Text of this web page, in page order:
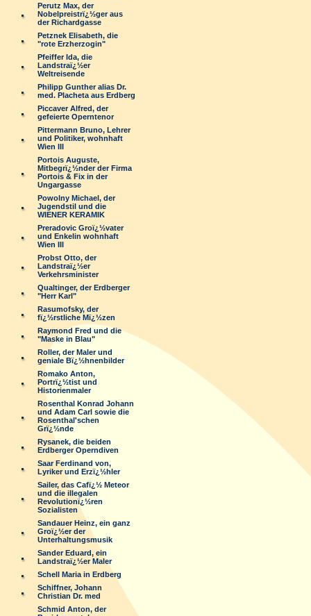
Perutz Max, der
Nobelpreistrï¿½ger aus
der Richardgasse
Petznek Elisabeth, die
"rote Erzherzogin"
Pfeiffer Ida, die
Landstraï¿½er
Weltreisende
Philipp Gunther alias Dr.
med. Placheta aus Erdberg
Piccaver Alfred, der
gefeierte Operntenor
Pittermann Bruno, Lehrer
und Politiker, wohnhaft
Wien III
Portois Auguste,
Mitbegrï¿½nder der Firma
Portois & Fix in der
Ungargasse
Powolny Michael, der
Jugendstil und die
WIENER KERAMIK
Preradovic Groï¿½vater
und Enkelin wohnhaft
Wien III
Probst Otto, der
Landstraï¿½er
Verkehrsminister
Qualtinger, der Erdberger
"Herr Karl"
Rasumofsky, der
fï¿½rstliche Mï¿½zen
Raymond Fred und die
"Maske in Blau"
Roller, der Maler und
geniale Bï¿½hnenbilder
Romako Anton,
Portrï¿½tist und
Historienmaler
Rosenthal Konrad Johann
und Adam Carl sowie die
Rosenthal'schen
Grï¿½nde
Rysanek, die beiden
Erdberger Operndiven
Saar Ferdinand von,
Lyriker und Erzï¿½hler
Sailer, das Cafï¿½ Meteor
und die illegalen
Revolutionï¿½ren
Sozialisten
Sandauer Heinz, ein ganz
Groï¿½er der
Unterhaltungsmusik
Sander Eduard, ein
Landstraï¿½er Maler
Schell Maria in Erdberg
Schiffner, Johann
Christian Dr. med
Schmid Anton, der